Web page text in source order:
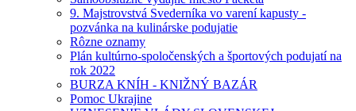
9. Majstrovstvá Svederníka vo varení kapusty -
pozvánka na kulinárske podujatie
Rôzne oznamy
Plán kultúrno-spoločenských a športových podujatí na
rok 2022
BURZA KNÍH - KNIŽNÝ BAZÁR
Pomoc Ukrajine